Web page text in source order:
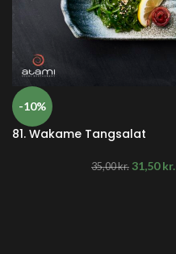
-10%
81. Wakame Tangsalat
35,00kr. 31,50kr.